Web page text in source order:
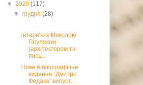
▼ 2020 (117)
▼грудня(28)
інтерв’ю з Миколою
Пігуляком
(архітектором та
пись...
Нове бібліографічне
видання “Дмитро
Федака” випуст...